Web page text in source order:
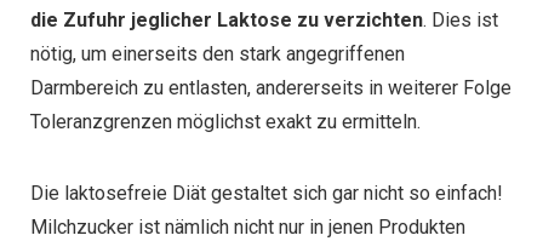
die Zufuhr jeglicher Laktose zu verzichten. Dies ist
nötig, um einerseits den stark angegriffenen
Darmbereich zu entlasten, andererseits in weiterer Folge
Toleranzgrenzen möglichst exakt zu ermitteln.
Die laktosefreie Diät gestaltet sich gar nicht so einfach!
Milchzucker ist nämlich nicht nur in jenen Produkten